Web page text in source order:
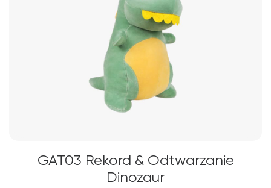
GAT03 Rekord & Odtwarzanie
Dinozaur